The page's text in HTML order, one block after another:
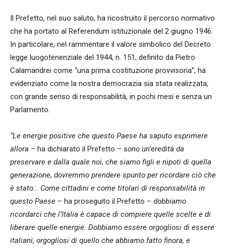
Il Prefetto, nel suo saluto, ha ricostruito il percorso normativo
che ha portato al Referendum istituzionale del 2 giugno 1946.
In particolare, nel rammentare il valore simbolico del Decreto
legge luogotenenziale del 1944, n. 151, definito da Pietro
Calamandrei come “una prima costituzione provvisoria”, ha
evidenziato come la nostra democrazia sia stata realizzata,
con grande senso di responsabilità, in pochi mesi e senza un
Parlamento.
“Le energie positive che questo Paese ha saputo esprimere
allora – ha dichiarato il Prefetto – sono un’eredità da
preservare e dalla quale noi, che siamo figli e nipoti di quella
generazione, dovremmo prendere spunto per ricordare ciò che
è stato… Come cittadini e come titolari di responsabilità in
questo Paese – ha proseguito il Prefetto – dobbiamo
ricordarci che l’Italia è capace di compiere quelle scelte e di
liberare quelle energie. Dobbiamo essere orgogliosi di essere
italiani, orgogliosi di quello che abbiamo fatto finora, e